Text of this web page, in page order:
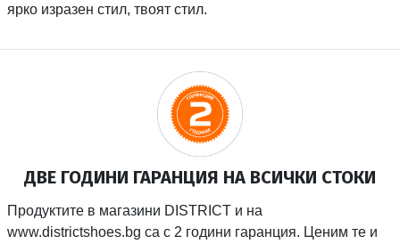
ярко изразен стил, твоят стил.
ДВЕ ГОДИНИ ГАРАНЦИЯ НА ВСИЧКИ СТОКИ
Продуктите в магазини DISTRICT и на
www.districtshoes.bg са с 2 години гаранция. Ценим те и